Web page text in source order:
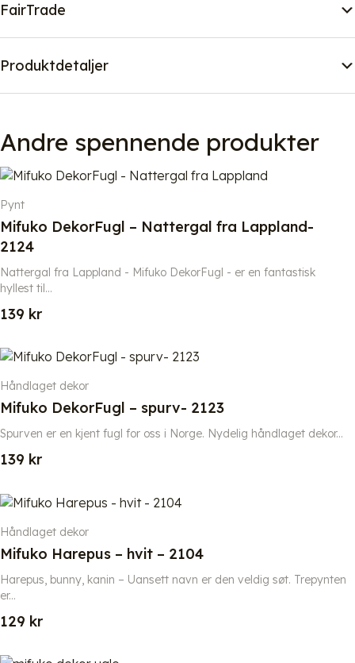
FairTrade
Produktdetaljer
Andre spennende produkter
Pynt
Mifuko DekorFugl – Nattergal fra Lappland-
2124
Nattergal fra Lappland - Mifuko DekorFugl - er en fantastisk
hyllest til...
139 kr
Håndlaget dekor
Mifuko DekorFugl – spurv- 2123
Spurven er en kjent fugl for oss i Norge. Nydelig håndlaget dekor...
139 kr
Håndlaget dekor
Mifuko Harepus – hvit – 2104
Harepus, bunny, kanin – Uansett navn er den veldig søt. Trepynten
er...
129 kr